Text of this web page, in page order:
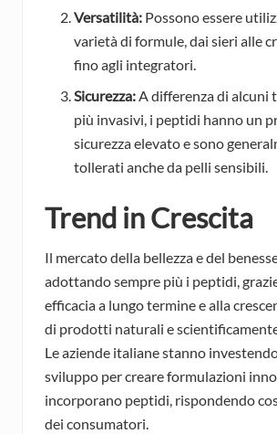
Versatilità: Possono essere
varietà di formule, dai sieri alle
fino agli integratori.
Sicurezza:A differenza di alcuni
più invasivi, i peptidi hanno un
sicurezza elevato e sono
tollerati anche da pelli sensibili.
Trend in Crescita
Il mercato della bellezza e del
adottando sempre più i peptidi,
efficacia a lungo termine e alla
di prodotti naturali e
Le aziende italiane stanno
sviluppo per creare formulazioni
incorporano peptidi, rispondendo
dei consumatori.